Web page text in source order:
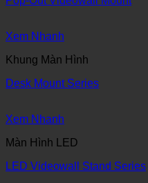
Xem Nhanh
Khung Màn Hình
Desk Mount Series
Xem Nhanh
Màn Hình LED
LED Videowall Stand Series